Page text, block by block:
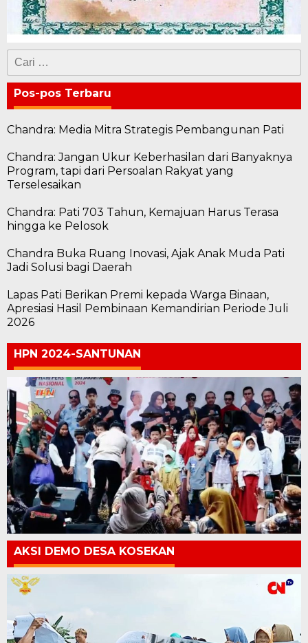
Cari
untuk:
Pos-pos Terbaru
Chandra: Media Mitra Strategis Pembangunan Pati
Chandra: Jangan Ukur Keberhasilan dari Banyaknya
Program, tapi dari Persoalan Rakyat yang
Terselesaikan
Chandra: Pati 703 Tahun, Kemajuan Harus Terasa
hingga ke Pelosok
Chandra Buka Ruang Inovasi, Ajak Anak Muda Pati
Jadi Solusi bagi Daerah
Lapas Pati Berikan Premi kepada Warga Binaan,
Apresiasi Hasil Pembinaan Kemandirian Periode Juli
2026
HPN 2024-SANTUNAN
AKSI DEMO DESA KOSEKAN